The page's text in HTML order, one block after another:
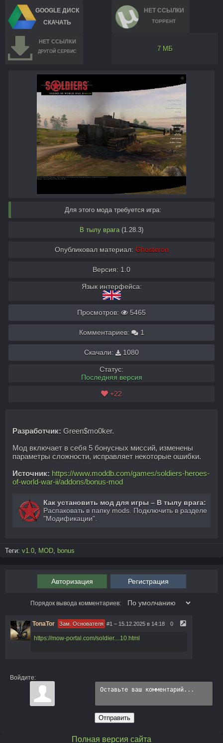
GOOGLE ДИСК
СКАЧАТЬ
НЕТ ССЫЛКИ
ТОРРЕНТ
НЕТ ССЫЛКИ
ДРУГОЙ СЕРВИС 7 МБ
Для этого мода требуется игра:
В тылу врага (1.28.3)
Опубликовал материал: Ghosteron
Версия: 1.0
Язык интерфейса:
Просмотров: 5465
Комментариев: 1
Скачали: 1080
Статус:
Последняя версия
+22
Разработчик: Green$mo0ker.
Мод включает в себя 5 бонусных миссий, изменены
параметры сложности, исправляет некоторые ошибки.
Источник: https://www.moddb.com/games/soldiers-heroes-
of-world-war-ii/addons/bonus-mod
Как установить мод для игры – В тылу врага:
Распаковать в папку mods. Подключить в разделе
"Модификации".
Теги: v1.0 MOD bonus
Авторизация Регистрация
Порядок вывода комментариев:
TonaTor Зам. Основателя #1 – 15.12.2025 в 14:18 0
https://mow-portal.com/soldier....10.html
Войдите:
Отправить
Полная версия сайта